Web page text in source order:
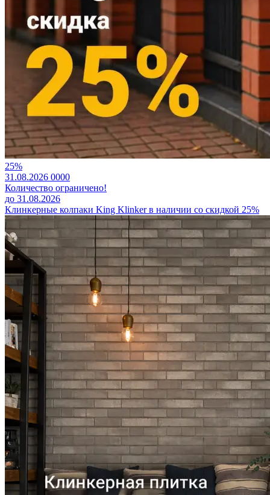
25%
31.08.2026 0000
Количество ограничено!
до 31.08.2026
Клинкерные колпаки King Klinker в наличии со скидкой 25%